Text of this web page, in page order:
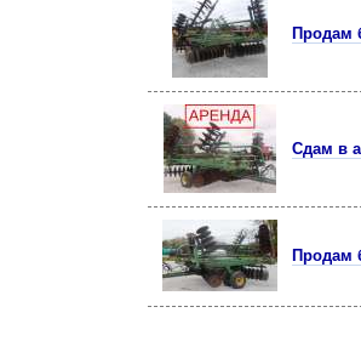
Продам
Сдам в
Продам